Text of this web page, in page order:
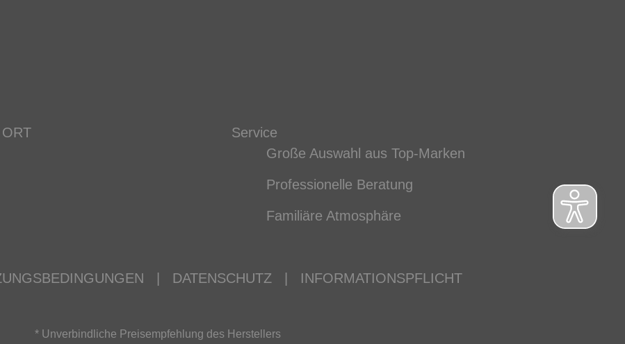
Service
Große Auswahl aus Top-Marken
Professionelle Beratung
Familiäre Atmosphäre
DATENSCHUTZ INFORMATIONSPFLICHT
* Unverbindliche Preisempfehlung des Herstellers